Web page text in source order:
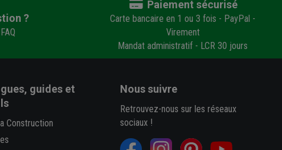
?
Paiement sécurisé
Carte bancaire en 1 ou 3 fois - PayPal -
Virement
Mandat administratif - LCR 30 jours
guides et
Construction
Nous suivre
Retrouvez-nous sur les réseaux
sociaux !